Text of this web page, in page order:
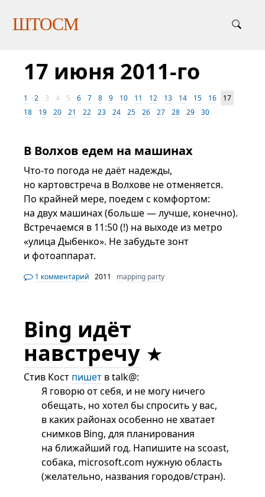
ШТОСМ
17 июня 2011-го
1 2 3 4 5 6 7 8 9 10 11 12 13 14 15 16
17
18
19 20 21 22 23 24 25 26 27 28 29 30
В Волхов едем на машинах
Что-то погода не даёт надежды,
но картовстреча в Волхове не отменяется.
По крайней мере, поедем с комфортом:
на двух машинах (больше — лучше, конечно).
Встречаемся в 11:50 (!) на выходе из метро
«улица Дыбенко». Не забудьте зонт
и фотоаппарат.
1 комментарий 2011 mapping party
Bing идёт
навстречу
Стив Кост пишет в talk@:
Я говорю от себя, и не могу ничего
обещать, но хотел бы спросить у вас,
в каких районах особенно не хватает
снимков Bing, для планирования
на ближайший год. Напишите на scoast,
собака, microsoft.com нужную область
(желательно, названия городов/стран).